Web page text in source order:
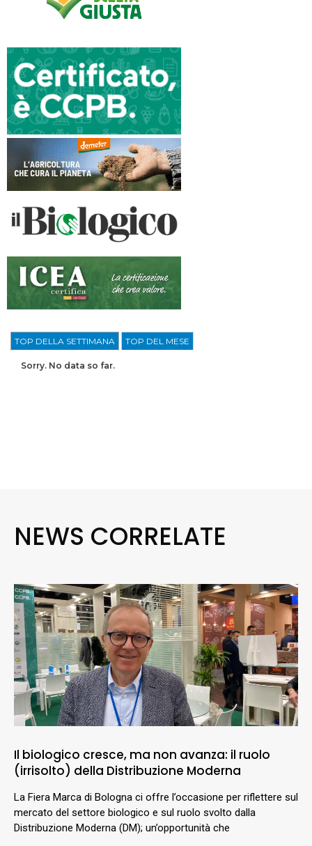
TOP DELLA SETTIMANA TOP DEL MESE
Sorry. No data so far.
NEWS CORRELATE
Il biologico cresce, ma non avanza: il ruolo
(irrisolto) della Distribuzione Moderna
La Fiera Marca di Bologna ci offre l’occasione per riflettere sul
mercato del settore biologico e sul ruolo svolto dalla
Distribuzione Moderna (DM); un’opportunità che